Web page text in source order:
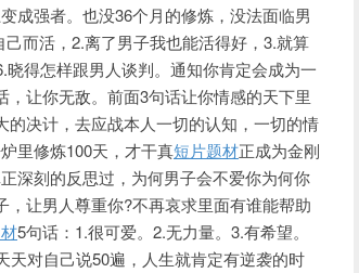
成强者。也没36个月的修炼，没法面临男
而活，2.离了男子我也能活得好，3.就算
得怎样跟男人谈判。通知你肯定会成为一
，让你无敌。前面3句话让你情感的天下里
的决计，去应战本人一切的认知，一切的情
里修炼100天，才干真短片题材正成为金刚
深刻的反思过，为何男子会不爱你为何你
让男人尊重你?不再哀求里面有谁能帮助
5句话：1.很可爱。2.无力量。3.有希望。
天对自己说50遍，人生就肯定有逆袭的时